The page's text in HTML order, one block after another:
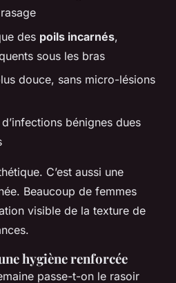
des poils incarnés,
sous les bras
douce, sans micro-lésions
bénignes dues
C’est aussi une
Beaucoup de femmes
visible de la texture de
hygiène renforcée
passe-t-on le rasoir